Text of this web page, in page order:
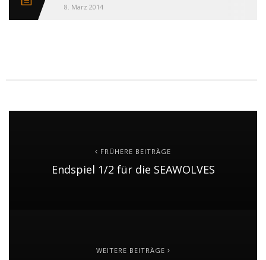
8. März 2014
FRÜHERE BEITRÄGE
Endspiel 1/2 für die SEAWOLVES
WEITERE BEITRÄGE